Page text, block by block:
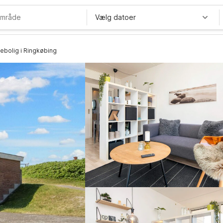
Vælg datoer
i Ringkøbing